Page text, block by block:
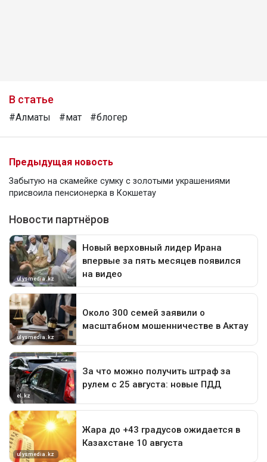
В статье
#Алматы #мат #блогер
Предыдущая новость
Забытую на скамейке сумку с золотыми украшениями
присвоила пенсионерка в Кокшетау